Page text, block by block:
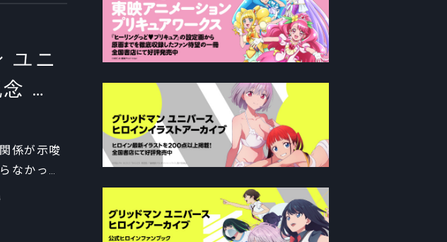
て、踏み
ユニ
監
ラク
本
談①
係が示唆
なかった